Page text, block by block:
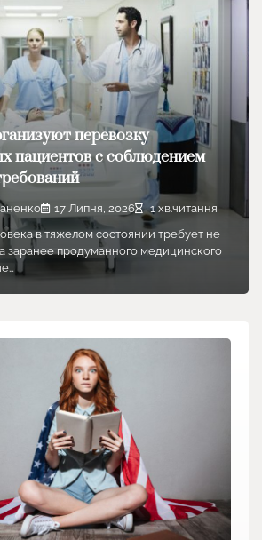
перевозку
пациентов с соблюдением
17 Липня, 2026
1 хв.читання
в тяжелом состоянии требует не
заранее продуманного медицинского